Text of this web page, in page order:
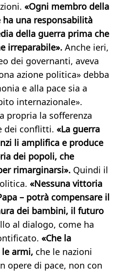
«Ogni membro della
una responsabilità
della guerra prima che
irreparabile». Anche ieri,
dei governanti, aveva
azione politica» debba
e alla pace sia a
internazionale».
propria la sofferenza
dei conflitti. «La guerra
li amplifica e produce
dei popoli, che
rimarginarsi». Quindi il
«Nessuna vittoria
– potrà compensare il
dei bambini, il futuro
al dialogo, come ha
«Che la
armi, che le nazioni
opere di pace, non con